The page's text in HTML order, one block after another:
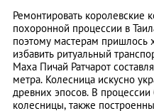
Ремонтировать королевские
похоронной процессии в
поэтому мастерам пришлось
избавить ритуальный
Маха Пичай Ратчарот
метра. Колесница искусно
древних эпосов. В
колесницы, также